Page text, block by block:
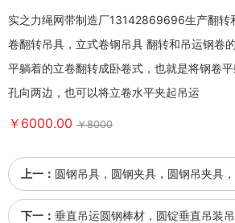
实之力绳网带制造厂13142869696生产翻转
卷翻转吊具，立式卷钢吊具 翻转和吊运钢卷
平躺着的立卷翻转成卧卷式，也就是将钢卷
孔向两边，也可以将立卷水平夹起吊运
￥6000.00 ￥8000
上一： 圆钢吊具，圆钢夹具，圆钢吊夹具
下一： 垂直吊运圆钢棒材，圆锭垂直吊装